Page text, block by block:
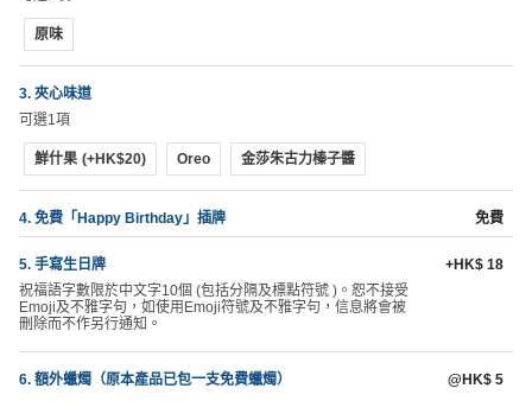
煮
系
列
聚
會
及
拍
拖
餐
廳
B
原味
3. 夾心味道
可選1項
鮮什果 (+HK$20) Oreo 金莎朱古力榛子醬
4. 免費「Happy Birthday」插牌 免費
5. 手寫生日牌
祝福語字數限於中文字10個 (包括分隔及標點符號 )。恕不接受
Emoji及不雅字句，如使用Emoji符號及不雅字句，信息將會被
刪除而不作另行通知。
+HK$ 18
6. 額外蠟燭（原本產品已包一支免費蠟燭） @HK$ 5